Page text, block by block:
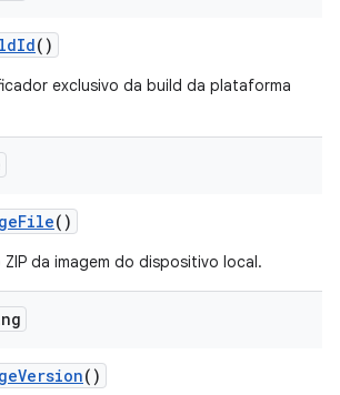
Id()
exclusivo da build da plataforma
File()
da imagem do dispositivo local.
Version()